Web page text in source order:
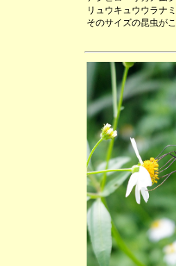
リュウキュウウラナ
そのサイズの昆虫が